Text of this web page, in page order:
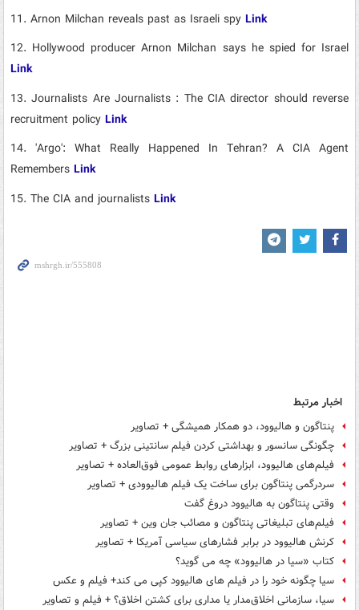
11. Arnon Milchan reveals past as Israeli spy Link
12. Hollywood producer Arnon Milchan says he spied for Israel
Link
13.Journalists Are Journalists : The CIA director should reverse
recruitment policy Link
14. 'Argo': What Really Happened In Tehran? A CIA Agent
Remembers Link
15. The CIA and journalists Link
اخبار مرتبط
پنتاگون و هالیوود، دو همکار همیشگی + تصاویر
چگونگی سانسور و بهداشتی کردن فیلم سانتینی بزرگ + تصاویر
فیلم‌های هالیوود، ابزارهای روابط عمومی فوق‌العاده + تصاویر
سردرگمی پنتاگون برای ساخت یک فیلم هالیوودی + تصاویر
وقتی پنتاگون به هالیوود دروغ گفت
فیلم‌های تبلیغاتی پنتاگون و مصائب جان وین + تصاویر
کرنش هالیوود در برابر فشارهای سیاسی آمریکا + تصاویر
کتاب «سیا در هالیوود» چه می گوید؟
سیا چگونه خود را در فیلم های هالیوود کپی می کند+ فیلم و عکس
سیا، سازمانی اخلاق‌مدار یا مداری برای کشتن اخلاق؟ + فیلم و تصاویر